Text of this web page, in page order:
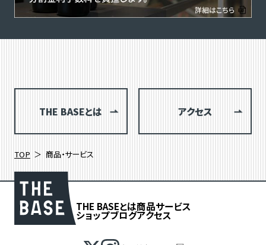
THE BASEとは アクセス
TOP 商品・サービス
THE BASEとは商品サービス
ショップブログアクセス